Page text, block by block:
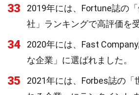
33
2019年には、Fortune誌の
社」ランキングで高評価を
34
2020年には、Fast
な企業」に選ばれました。
35 2021年には、Forbes誌の「